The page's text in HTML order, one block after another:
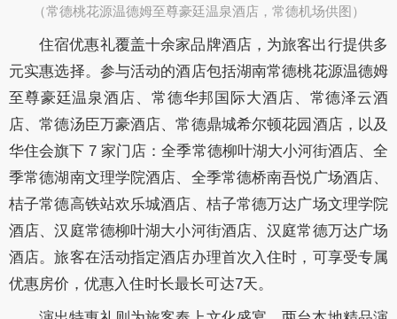
（常德桃花源温德姆至尊豪廷温泉酒店，常德机场供图）​
住宿优惠礼覆盖十余家品牌酒店，为旅客出行提供多
元实惠选择。参与活动的酒店包括湖南常德桃花源温德姆
至尊豪廷温泉酒店、常德华邦国际大酒店、常德泽云酒
店、常德汤臣万豪酒店、常德鼎城希尔顿花园酒店，以及
华住会旗下 7 家门店：全季常德柳叶湖大小河街酒店、全
季常德湖南文理学院酒店、全季常德桥南吾悦广场酒店、
桔子常德高铁站欢乐城酒店、桔子常德万达广场文理学院
酒店、汉庭常德柳叶湖大小河街酒店、汉庭常德万达广场
酒店。旅客在活动指定酒店办理首次入住时，可享受专属
优惠房价，优惠入住时长最长可达7天。